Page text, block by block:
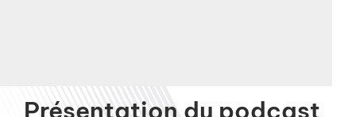
Présentation du podcast